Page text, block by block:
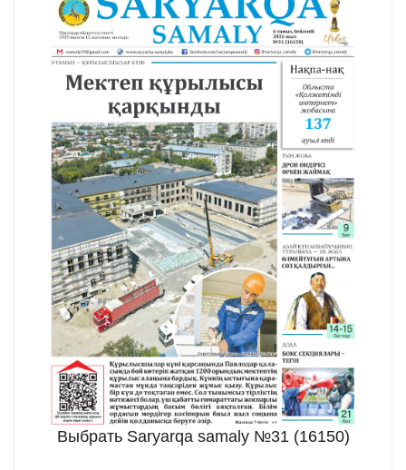
Выбрать Saryarqa samaly №31 (16150)